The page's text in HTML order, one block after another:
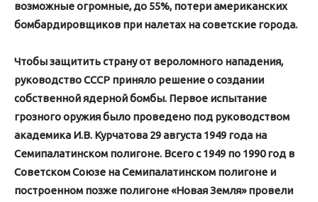
возможные огромные, до 55%, потери американских
бомбардировщиков при налетах на советские города.
Чтобы защитить страну от вероломного нападения,
руководство СССР приняло решение о создании
собственной ядерной бомбы. Первое испытание
грозного оружия было проведено под руководством
академика И.В. Курчатова 29 августа 1949 года на
Семипалатинском полигоне. Всего с 1949 по 1990 год в
Советском Союзе на Семипалатинском полигоне и
построенном позже полигоне «Новая Земля» провели